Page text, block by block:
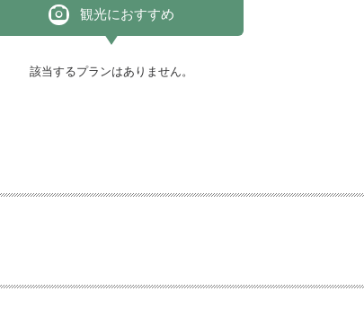
観光におすすめ
該当するプランはありません。